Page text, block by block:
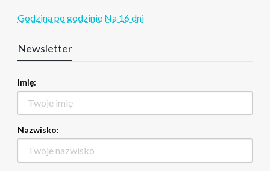
Godzina po godzinie Na 16 dni
Newsletter
Imię:
Nazwisko: